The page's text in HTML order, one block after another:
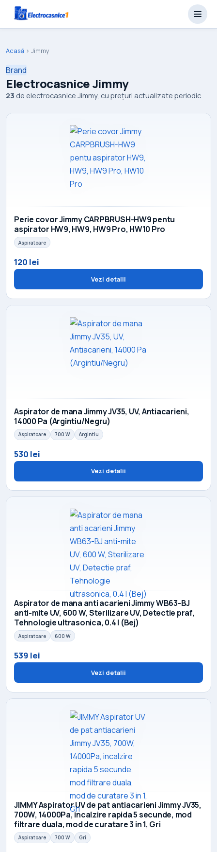
Acasă › Jimmy
Brand
Electrocasnice Jimmy
23 de electrocasnice Jimmy, cu prețuri actualizate periodic.
Perie covor Jimmy CARPBRUSH-HW9 pentu
aspirator HW9, HW9, HW9 Pro, HW10 Pro
Aspiratoare
120 lei
Vezi detalii
Aspirator de mana Jimmy JV35, UV, Antiacarieni,
14000 Pa (Argintiu/Negru)
Aspiratoare 700 W Argintiu
530 lei
Vezi detalii
Aspirator de mana anti acarieni Jimmy WB63-BJ
anti-mite UV, 600 W, Sterilizare UV, Detectie praf,
Tehnologie ultrasonica, 0.4 l (Bej)
Aspiratoare 600 W
539 lei
Vezi detalii
JIMMY Aspirator UV de pat antiacarieni Jimmy JV35,
700W, 14000Pa, incalzire rapida 5 secunde, mod
filtrare duala, mod de curatare 3 in 1, Gri
Aspiratoare 700 W Gri